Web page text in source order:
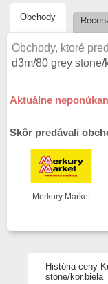
Obchody
Obchody, ktoré
d3m/80 grey stone/
Aktuálne
Skôr predávali
Merkury Market
História ceny
stone/kor.biela